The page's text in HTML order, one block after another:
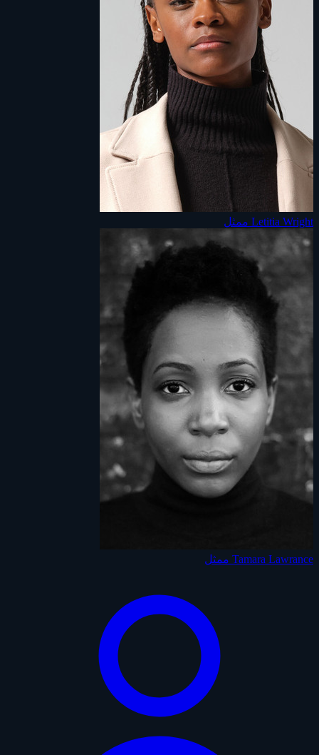
Letitia Wright ممثل
Tamara Lawrance ممثل